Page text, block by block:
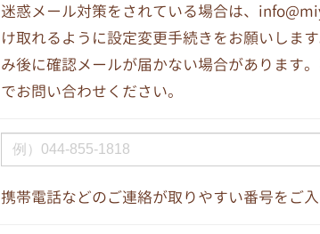
迷惑メール対策をされている場合は、
け取れるように設定変更手続きをお願いしま
み後に確認メールが届かない場合があります
でお問い合わせください。
携帯電話などのご連絡が取りやすい番号をご入